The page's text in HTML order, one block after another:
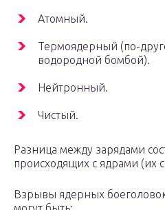
Атомный.
Термоядерный (по-
водородной бомбой).
Нейтронный.
Чистый.
Разница между зарядами
происходящих с ядрами (их
Взрывы ядерных